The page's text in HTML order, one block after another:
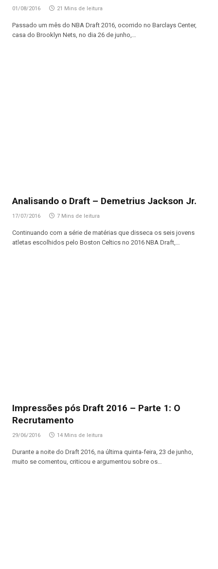
01/08/2016 21 Mins de leitura
Passado um mês do NBA Draft 2016, ocorrido no Barclays Center,
casa do Brooklyn Nets, no dia 26 de junho,…
Analisando o Draft – Demetrius Jackson Jr.
17/07/2016 7 Mins de leitura
Continuando com a série de matérias que disseca os seis jovens
atletas escolhidos pelo Boston Celtics no 2016 NBA Draft,…
Impressões pós Draft 2016 – Parte 1: O
Recrutamento
29/06/2016 14 Mins de leitura
Durante a noite do Draft 2016, na última quinta-feira, 23 de junho,
muito se comentou, criticou e argumentou sobre os…